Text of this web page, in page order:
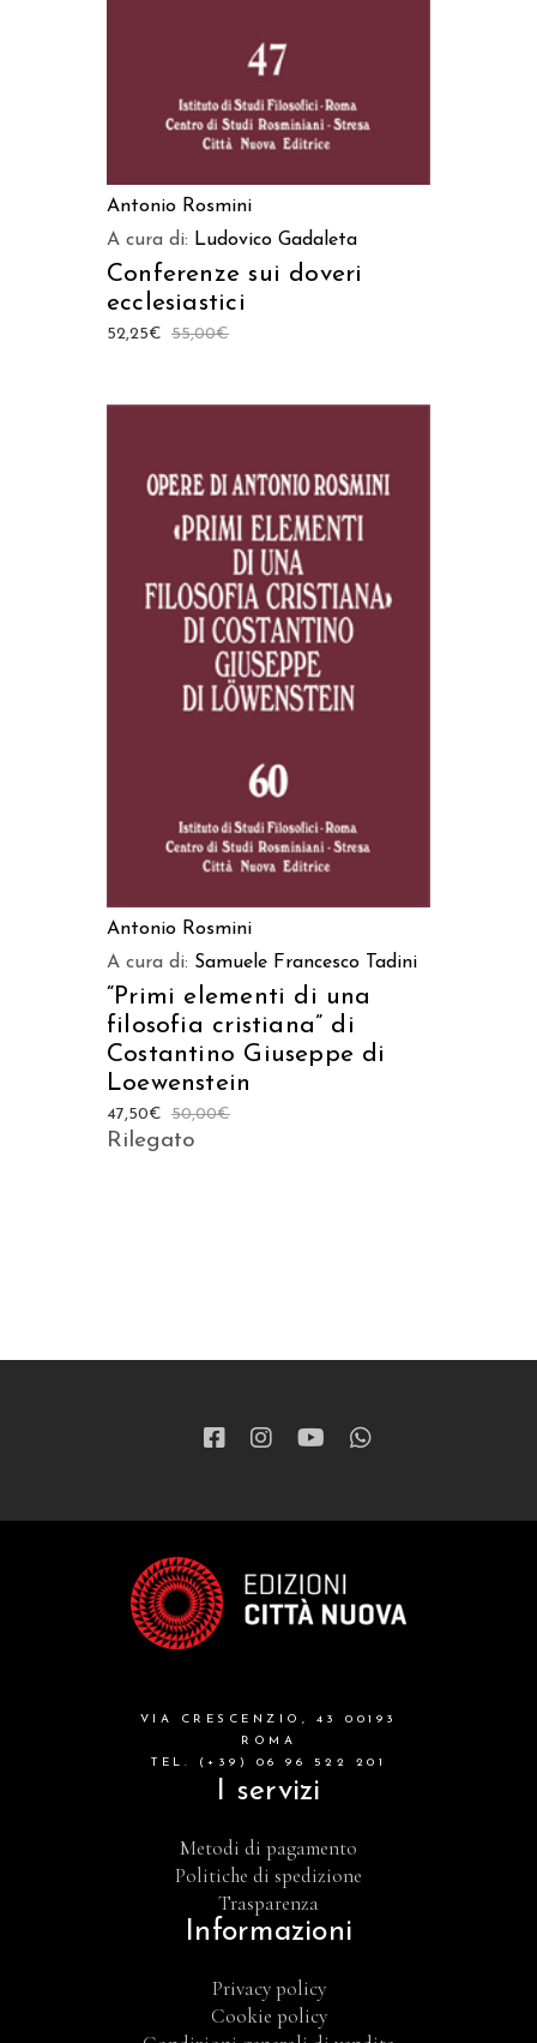
Antonio Rosmini
A cura di: Ludovico Gadaleta
Conferenze sui doveri
ecclesiastici
55,00€
52,25€
AGGIUNGI AL CARRELLO
Antonio Rosmini
A cura di: Samuele Francesco Tadini
“Primi elementi di una
filosofia cristiana” di
Costantino Giuseppe di
Loewenstein
50,00€
47,50€
Rilegato
VIA CRESCENZIO, 43 00193
ROMA
TEL. (+39) 06 96 522 201
I servizi
Metodi di pagamento
Politiche di spedizione
Trasparenza
Informazioni
Privacy policy
Cookie policy